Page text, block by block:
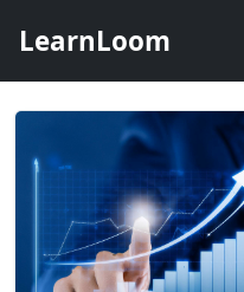
LearnLoom